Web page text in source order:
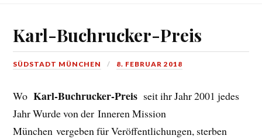
Karl-Buchrucker-Preis
SÜDSTADT MÜNCHEN 8. FEBRUAR 2018
WoKarl-Buchrucker-Preis seit ihr Jahr 2001 jedes
Jahr Wurde von der Inneren Mission
München vergeben für Veröffentlichungen, sterben